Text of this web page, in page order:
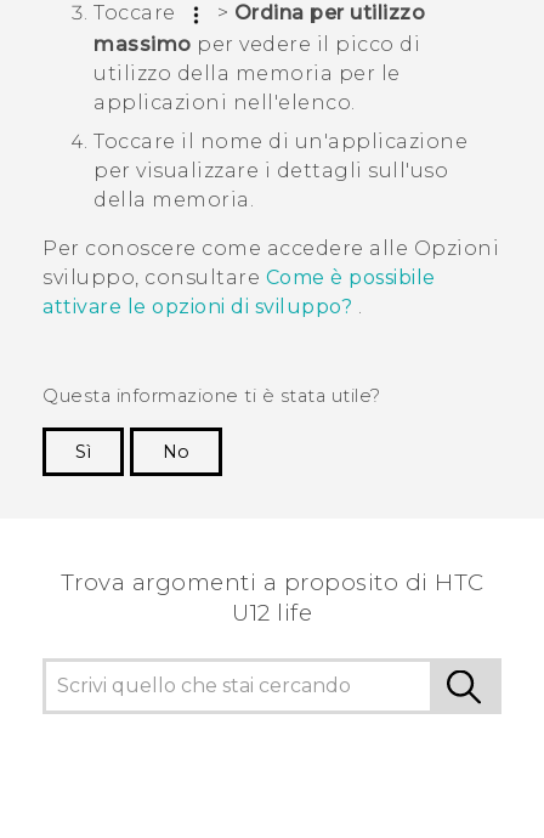
Toccare
> Ordina per utilizzo
massimo per vedere il picco di
utilizzo della memoria per le
applicazioni nell'elenco.
Toccare il nome di un'applicazione
per visualizzare i dettagli sull'uso
della memoria.
Per conoscere come accedere alle Opzioni
sviluppo , consultare Come è possibile
attivare le opzioni di sviluppo?
Questa informazione ti è stata utile?
Sì
No
Trova argomenti a proposito di HTC
U12 life